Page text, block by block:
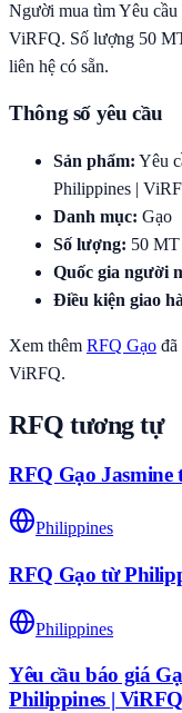
Người mua tìm Yêu cầu
ViRFQ. Số lượng 50
liên hệ có sẵn.
Thông số yêu cầu
Sản phẩm: Yêu
Philippines |
Danh mục: Gạo
Số lượng: 50 MT
Quốc gia người
Điều kiện giao
Xem thêm RFQ Gạo đã
ViRFQ.
RFQ tương tự
RFQ Gạo Jasmine
Philippines
RFQ Gạo từ
Philippines
Yêu cầu báo giá
Philippines | ViRFQ